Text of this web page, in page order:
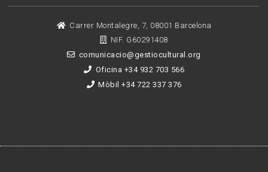
Carrer Montalegre, 7, 08001 Barcelona
NIF. G60291408
comunicacio@gestiocultural.org
Oficina +34 932 703 566
Mòbil +34 722 337 376